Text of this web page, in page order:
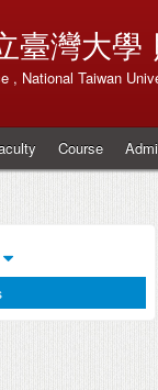
臺灣大學
, National Taiwan
Course